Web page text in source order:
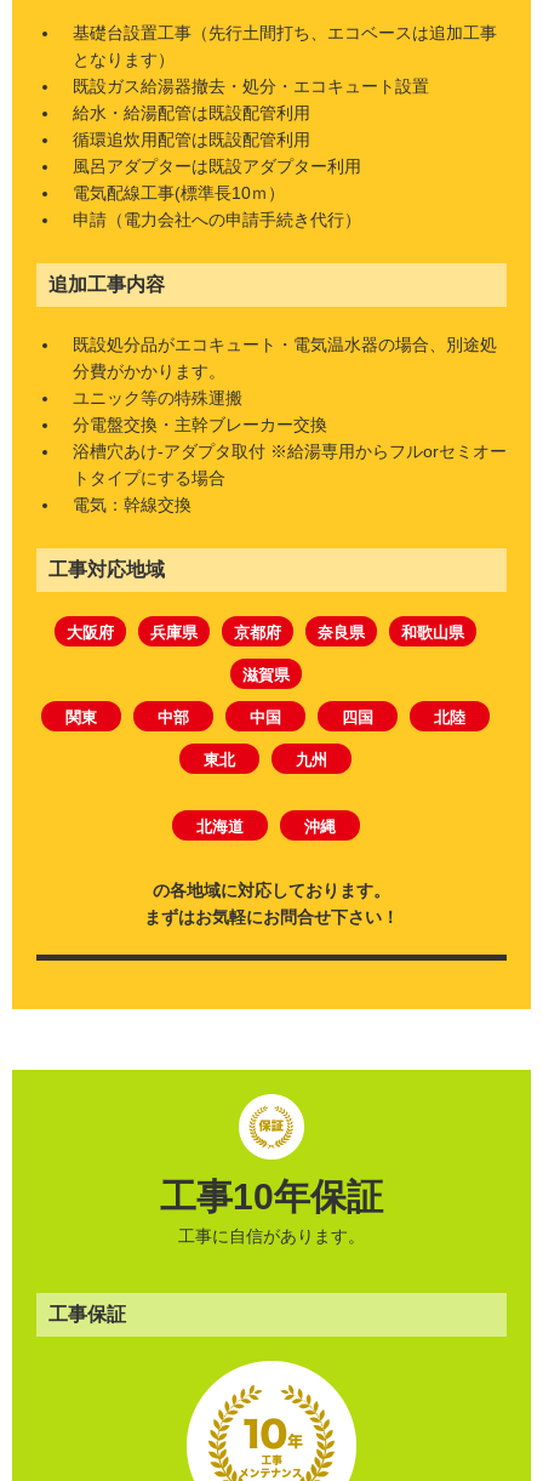
基礎台設置工事（先行土間打ち、エコベースは追加工事
となります）
既設ガス給湯器撤去・処分・エコキュート設置
給水・給湯配管は既設配管利用
循環追炊用配管は既設配管利用
風呂アダプターは既設アダプター利用
電気配線工事(標準長10ｍ）
申請（電力会社への申請手続き代行）
追加工事内容
既設処分品がエコキュート・電気温水器の場合、別途処
分費がかかります。
ユニック等の特殊運搬
分電盤交換・主幹ブレーカー交換
浴槽穴あけ-アダプタ取付 ※給湯専用からフルorセミオー
トタイプにする場合
電気：幹線交換
工事対応地域
大阪府 兵庫県 京都府 奈良県 和歌山県
滋賀県
関東 中部 中国 四国 北陸
東北 九州
北海道 沖縄
の各地域に対応しております。
まずはお気軽にお問合せ下さい！
工事10年保証
工事に自信があります。
工事保証